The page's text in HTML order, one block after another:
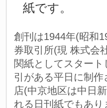
紙です。
創刊は1944年(昭和
券取引所(現 株式会
関紙としてスター
引がある平日に制
店(中京地区は中日
れる日刊紙でもあり